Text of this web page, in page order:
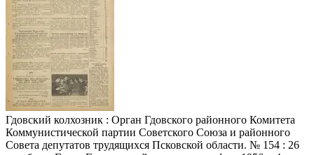
Гдовский колхозник : Орган Гдовского районного Комитета
Коммунистической партии Советского Союза и районного
Совета депутатов трудящихся Псковской области. № 154 : 26